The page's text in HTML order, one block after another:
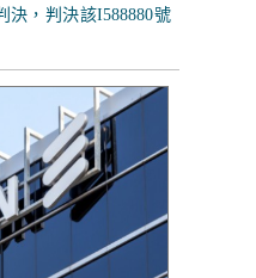
決，判決該I588880號